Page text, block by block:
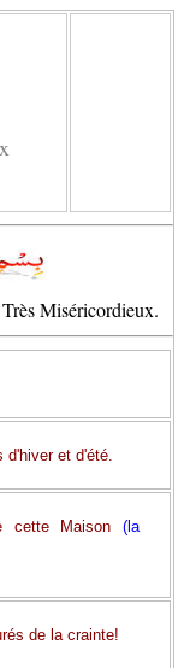
Miséricordieux.
d'hiver et d'été.
cette Maison (la
de la crainte!